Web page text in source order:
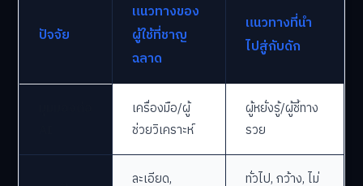
ปัจจัย
แนวทางของ
ผู้ใช้ที่ชาญ
ฉลาด
แนวทางที่นำ
ไปสู่กับดัก
เครื่องมือ/ผู้
ช่วยวิเคราะห์
ผู้หยั่งรู้/ผู้ชี้ทาง
รวย
ละเอียด,
ทั่วไป, กว้าง, ไม่